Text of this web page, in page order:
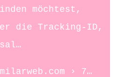
möchtest,
die Tracking-ID,
› 7…